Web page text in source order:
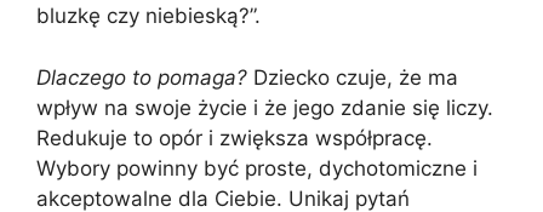
bluzkę czy niebieską?”.
Dlaczego to pomaga? Dziecko czuje, że ma
wpływ na swoje życie i że jego zdanie się liczy.
Redukuje to opór i zwiększa współpracę.
Wybory powinny być proste, dychotomiczne i
akceptowalne dla Ciebie. Unikaj pytań